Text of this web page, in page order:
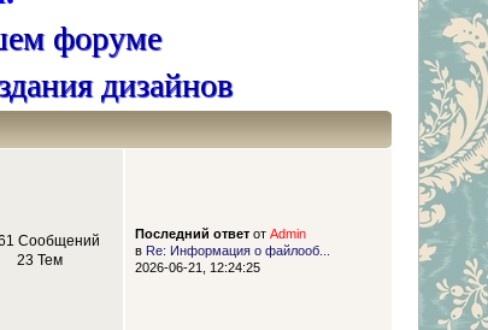
форуме
дизайнов
Сообщений
23 Тем
Последний ответот Admin
в Re: Информация о файлооб...
2026-06-21, 12:24:25